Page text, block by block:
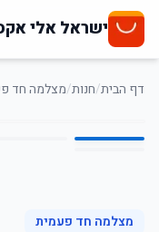
ישראל אלי
דף הבית/חנות/מצלמה חד
מצלמה חד פעמית